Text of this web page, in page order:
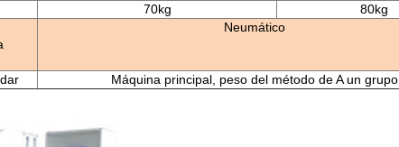
70kg
80kg
Neumático
Máquina principal, peso del método de A un grupo